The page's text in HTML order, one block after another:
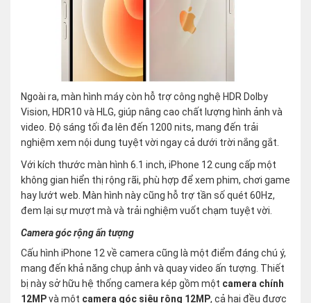
Ngoài ra, màn hình máy còn hỗ trợ công nghệ HDR Dolby
Vision, HDR10 và HLG, giúp nâng cao chất lượng hình ảnh và
video. Độ sáng tối đa lên đến 1200 nits, mang đến trải
nghiệm xem nội dung tuyệt vời ngay cả dưới trời nắng gắt.
Với kích thước màn hình 6.1 inch, iPhone 12 cung cấp một
không gian hiển thị rộng rãi, phù hợp để xem phim, chơi game
hay lướt web. Màn hình này cũng hỗ trợ tần số quét 60Hz,
đem lại sự mượt mà và trải nghiệm vuốt chạm tuyệt vời.
Camera góc rộng ấn tượng
Cấu hình iPhone 12 về camera cũng là một điểm đáng chú ý,
mang đến khả năng chụp ảnh và quay video ấn tượng. Thiết
bị này sở hữu hệ thống camera kép gồm một camera chính
12MPvà một camera góc siêu rộng 12MP, cả hai đều được